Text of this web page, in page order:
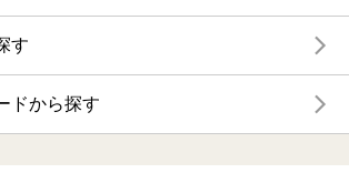
す
ドから探す